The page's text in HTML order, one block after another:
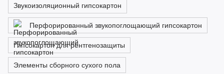
Звукоизоляционный гипсокартон
Перфорированный звукопоглощающий гипсокартон
Гипсокартон для рентгенозащиты
Элементы сборного сухого пола